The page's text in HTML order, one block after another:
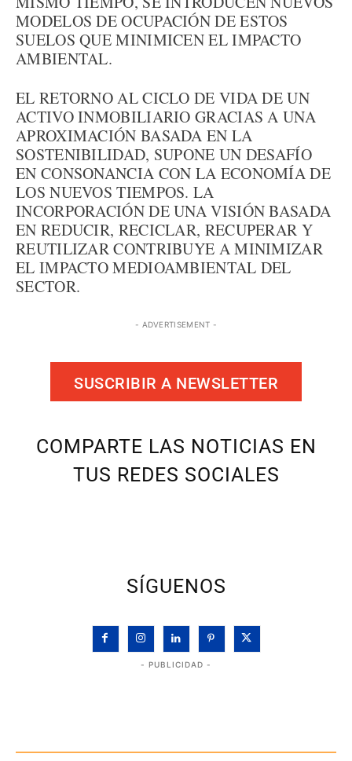
MODELOS DE OCUPACIÓN DE ESTOS
SUELOS QUE MINIMICEN EL IMPACTO
AMBIENTAL.
EL RETORNO AL CICLO DE VIDA DE UN
ACTIVO INMOBILIARIO GRACIAS A UNA
APROXIMACIÓN BASADA EN LA
SOSTENIBILIDAD, SUPONE UN DESAFÍO
EN CONSONANCIA CON LA ECONOMÍA DE
LOS NUEVOS TIEMPOS. LA
INCORPORACIÓN DE UNA VISIÓN BASADA
EN REDUCIR, RECICLAR, RECUPERAR Y
REUTILIZAR CONTRIBUYE A MINIMIZAR
EL IMPACTO MEDIOAMBIENTAL DEL
SECTOR.
- ADVERTISEMENT -
SUSCRIBIR A NEWSLETTER
COMPARTE LAS NOTICIAS EN
TUS REDES SOCIALES
SÍGUENOS
- PUBLICIDAD -